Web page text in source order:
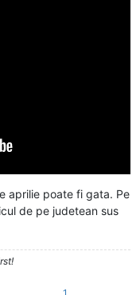
aprilie poate fi gata. Pe
de pe judetean sus